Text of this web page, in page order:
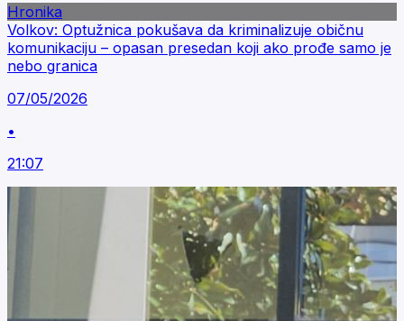
Hronika
Volkov: Optužnica pokušava da kriminalizuje običnu
komunikaciju – opasan presedan koji ako prođe samo je
nebo granica
07/05/2026
•
21:07